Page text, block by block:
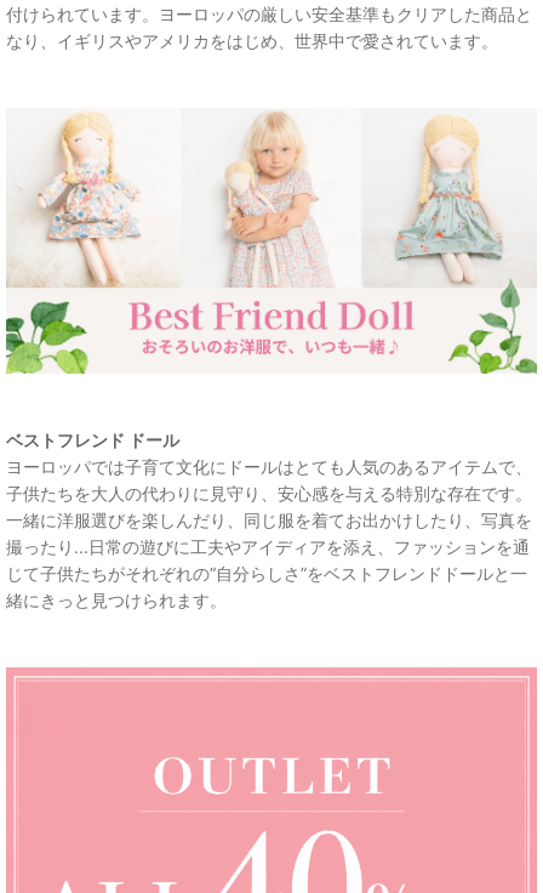
付けられています。ヨーロッパの厳しい安全基準もクリアした商品と
なり、イギリスやアメリカをはじめ、世界中で愛されています。
ベストフレンド ドール
ヨーロッパでは子育て文化にドールはとても人気のあるアイテムで、
子供たちを大人の代わりに見守り、安心感を与える特別な存在です。
一緒に洋服選びを楽しんだり、同じ服を着てお出かけしたり、写真を
撮ったり...日常の遊びに工夫やアイディアを添え、ファッションを通
じて子供たちがそれぞれの“自分らしさ”をベストフレンドドールと一
緒にきっと見つけられます。